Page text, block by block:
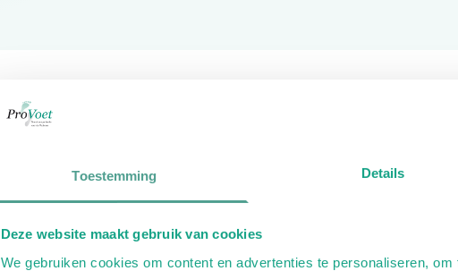
Toestemming Details
Deze website maakt gebruik van cookies
We gebruiken cookies om content en advertenties te personaliseren,